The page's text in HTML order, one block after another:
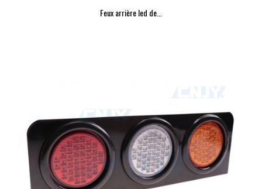
Feux arrière led de...